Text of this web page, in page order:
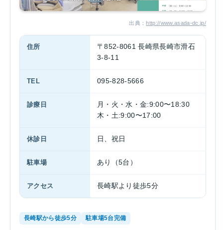
出典： http://www.asada-dc.jp/
住所
〒852-8061 長崎県長崎市滑石
3-8-11
TEL 095-828-5666
診療日
月・火・水・金:9:00〜18:30
木・土:9:00〜17:00
休診日 日、祝日
駐車場 あり（5台）
アクセス 長崎駅より徒歩5分
長崎駅から徒歩5分 駐車場5台完備